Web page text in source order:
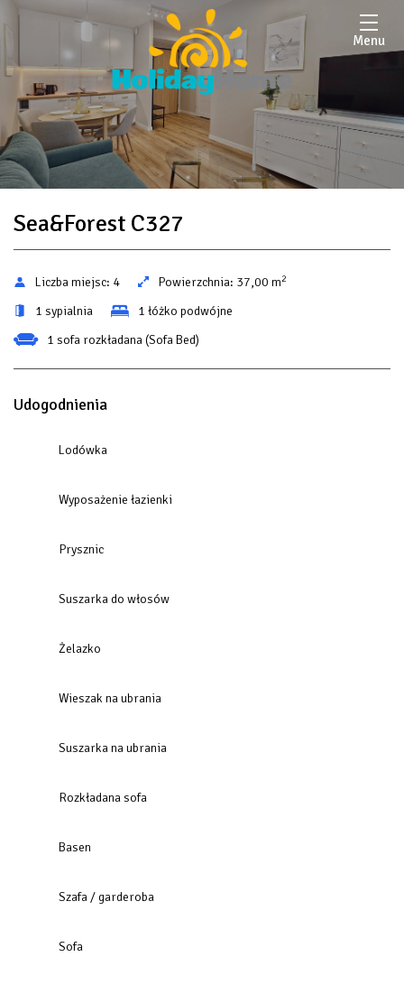
Menu
Sea&Forest C327
Liczba miejsc: 4 Powierzchnia: 37,00 m2
1 sypialnia
1 łóżko podwójne
1 sofa rozkładana (Sofa Bed)
Udogodnienia
Lodówka
Wyposażenie łazienki
Prysznic
Suszarka do włosów
Żelazko
Wieszak na ubrania
Suszarka na ubrania
Rozkładana sofa
Basen
Szafa / garderoba
Sofa